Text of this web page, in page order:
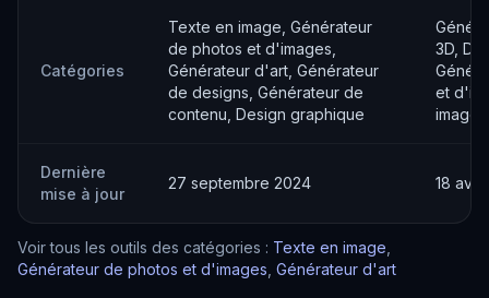
Catégories
Texte en image, Générateur
de photos et d'images,
Générateur d'art, Générateur
de designs, Générateur de
contenu, Design graphique
3D,
et
image,
Dernière
mise à jour
27 septembre 2024 18
Voir tous les outils des catégories : Texte en image
Générateur de photos et d'images Générateur d'art